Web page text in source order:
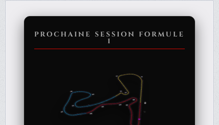
PROCHAINE SESSION FORMULE
1